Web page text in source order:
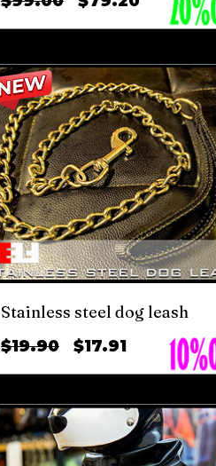
Stainless steel dog leash
$19.90
ราคา
$17.91ราคา